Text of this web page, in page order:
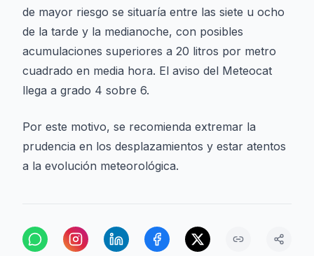
de mayor riesgo se situaría entre las siete u ocho
de la tarde y la medianoche, con posibles
acumulaciones superiores a 20 litros por metro
cuadrado en media hora. El aviso del Meteocat
llega a grado 4 sobre 6.
Por este motivo, se recomienda extremar la
prudencia en los desplazamientos y estar atentos
a la evolución meteorológica.